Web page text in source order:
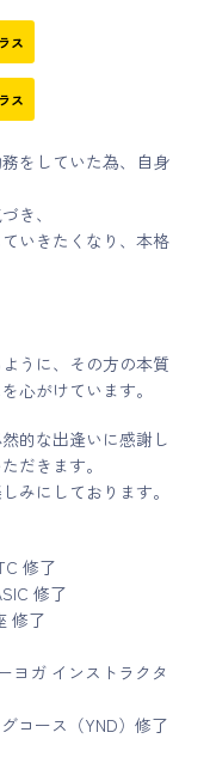
ス
ス
をしていた為、自身
き、
いきたくなり、本格
うに、その方の本質
心がけています。
的な出逢いに感謝し
だきます。
みにしております。
修了
修了
修了
ヨガ インストラクタ
コース（YND）修了